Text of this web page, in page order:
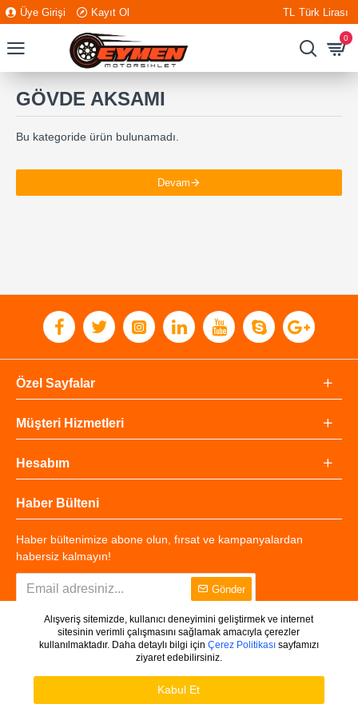
Üye Girişi Kayıt Ol TL Türk Lirası
0
GÖVDE AKSAMI
Bu kategoride ürün bulunamadı.
Devam
Özel Sayfalar
Müşteri Hizmetleri
Hesabım
Haber Bülteni
Haber bültenimize abone olun, fırsat ve kampanyalardan
habersiz kalmayın!
Gönder
Copyright © 2025 - Tüm Hakları Saklıdır.
Alışveriş sitemizde, kullanıcı deneyimini geliştirmek ve internet
sitesinin verimli çalışmasını sağlamak amacıyla çerezler
kullanılmaktadır. Daha detaylı bilgi için Çerez Politikasısayfamızı
ziyaret edebilirsiniz.
Kabul Et
Ürünleri Filtrele